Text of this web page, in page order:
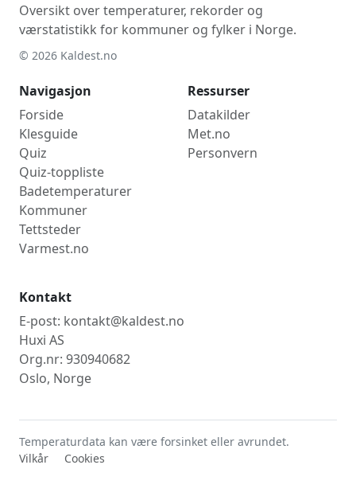
Oversikt over temperaturer, rekorder og
værstatistikk for kommuner og fylker i Norge.
© 2026 Kaldest.no
Navigasjon
Forside
Klesguide
Quiz
Quiz-toppliste
Badetemperaturer
Kommuner
Tettsteder
Varmest.no
Ressurser
Datakilder
Met.no
Personvern
Kontakt
E-post: kontakt@kaldest.no
Huxi AS
Org.nr: 930940682
Oslo, Norge
Temperaturdata kan være forsinket eller avrundet.
Vilkår
Cookies